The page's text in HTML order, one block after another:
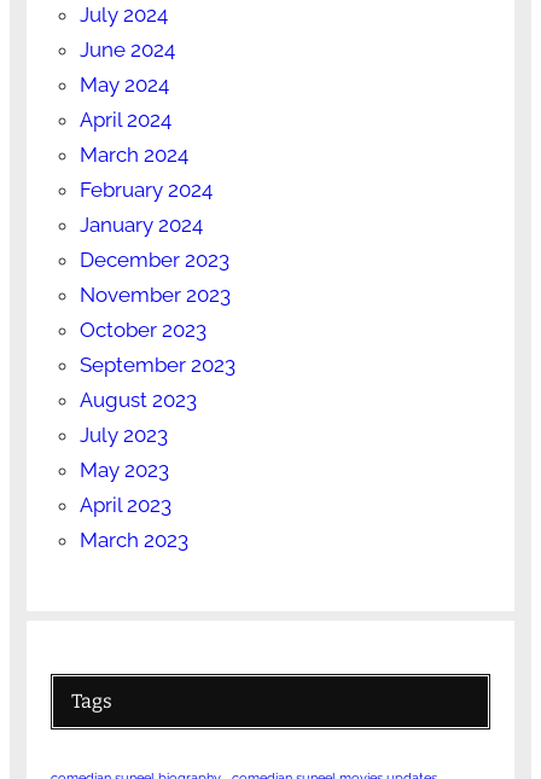
July 2024
June 2024
May 2024
April 2024
March 2024
February 2024
January 2024
December 2023
November 2023
October 2023
September 2023
August 2023
July 2023
May 2023
April 2023
March 2023
Tags